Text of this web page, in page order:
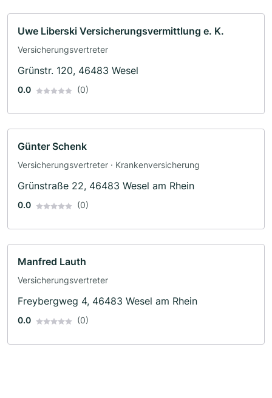
Uwe Liberski Versicherungsvermittlung e. K.
Versicherungsvertreter
Grünstr. 120, 46483 Wesel
0.0 (0)
Günter Schenk
Versicherungsvertreter · Krankenversicherung
Grünstraße 22, 46483 Wesel am Rhein
0.0 (0)
Manfred Lauth
Versicherungsvertreter
Freybergweg 4, 46483 Wesel am Rhein
0.0 (0)